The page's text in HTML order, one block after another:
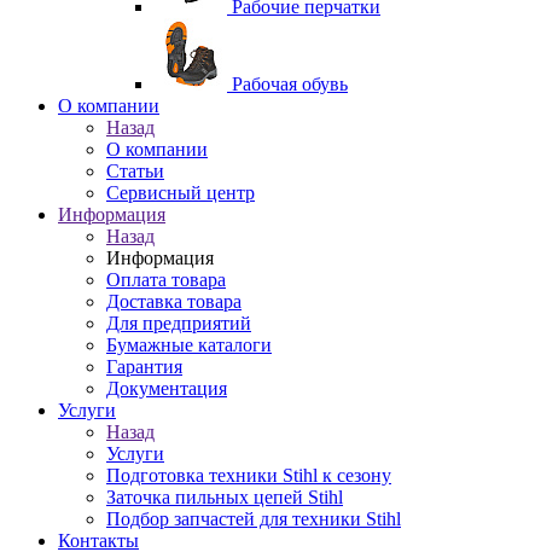
Рабочие перчатки
Рабочая обувь
O компании
Назад
O компании
Статьи
Сервисный центр
Информация
Назад
Информация
Оплата товара
Доставка товара
Для предприятий
Бумажные каталоги
Гарантия
Документация
Услуги
Назад
Услуги
Подготовка техники Stihl к сезону
Заточка пильных цепей Stihl
Подбор запчастей для техники Stihl
Контакты